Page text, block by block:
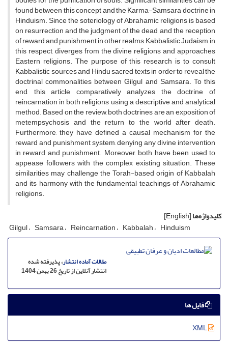
found between this concept and the Karma-Samsara doctrine in
Hinduism. Since the soteriology of Abrahamic religions is based
on resurrection and the judgment of the dead, and the reception
of reward and punishment in other realms, Kabbalistic Judaism, in
this respect, diverges from the divine religions and approaches
Eastern religions. The purpose of this research is to consult
Kabbalistic sources and Hindu sacred texts in order to reveal the
doctrinal commonalities between Gilgul and Samsara. To this
end, this article comparatively analyzes the doctrine of
reincarnation in both religions using a descriptive and analytical
method. Based on the review, both doctrines are an exposition of
metempsychosis and the return to the world after death.
Furthermore, they have defined a causal mechanism for the
reward and punishment system, denying any divine intervention
in reward and punishment. Moreover, both have been used to
appease followers with the complex existing situation. These
similarities may challenge the Torah-based origin of Kabbalah
and its harmony with the fundamental teachings of Abrahamic
religions.
کلیدواژه‌ها[English]
Gilgul Samsara Reincarnation Kabbalah Hinduism
مقالات آماده انتشار، پذیرفته شده
انتشار آنلاین از تاریخ 26 بهمن 1404
فایل ها